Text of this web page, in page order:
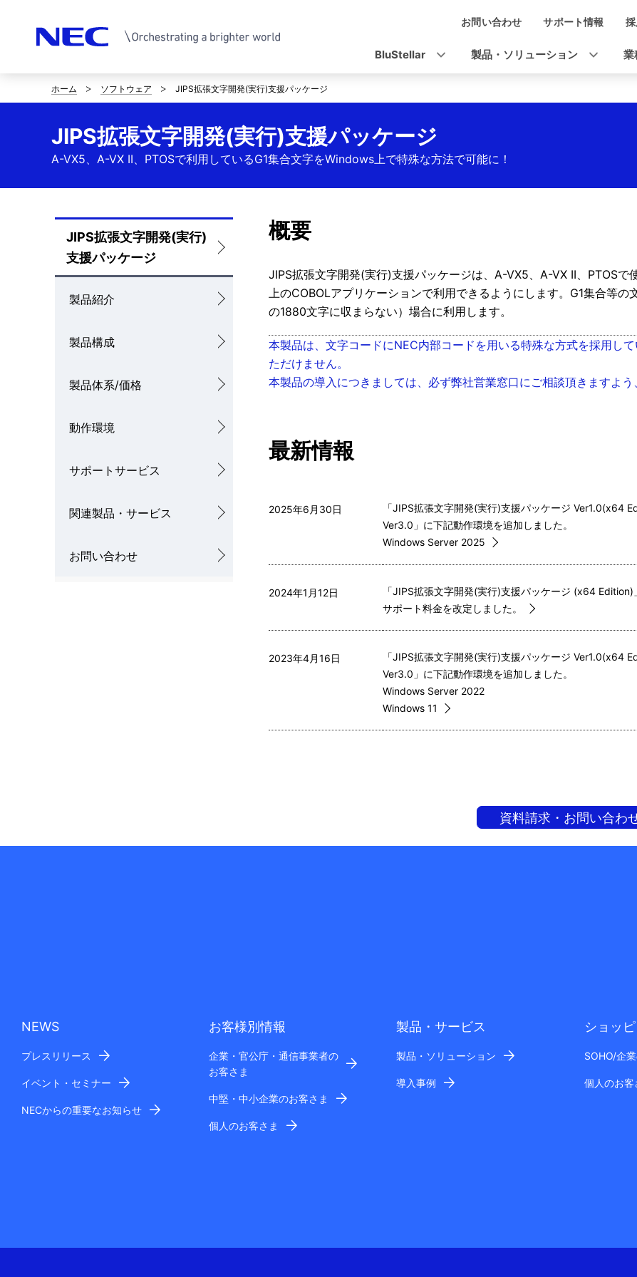
ゲ
ー
シ
ョ
お問い合わせ サポート情報
BluStellar 製品・ソリューション 業
サ
イ
ト
現
在
ホーム ソフトウェア JIPS拡張文字開発(実行)支援パッケージ
JIPS拡張文字開発(実行)支援パッケージ
A-VX5、A-VX II、PTOSで利用しているG1集合文字をWindows上で特殊な方法で可能に！
ロ
ー
カ
ビ
シ
ン
JIPS拡張文字開発(実行)
支援パッケージ
製品紹介
製品構成
製品体系/価格
動作環境
サポートサービス
関連製品・サービス
お問い合わせ
概要
JIPS拡張文字開発(実行)支援パッケージは、A-VX5、A-VX II、PTOS
上のCOBOLアプリケーションで利用できるようにします。G1集合等
の1880文字に収まらない）場合に利用します。
本製品は、文字コードにNEC内部コードを用いる特殊な方式を採用し
ただけません。
本製品の導入につきましては、必ず弊社営業窓口にご相談頂きますよう
最新情報
2025年6月30日
「JIPS拡張文字開発(実行)支援パッケージ Ver1.0(x64
Ver3.0」に下記動作環境を追加しました。
Windows Server 2025
2024年1月12日
「JIPS拡張文字開発(実行)支援パッケージ (x64
サポート料金を改定しました。
2023年4月16日
「JIPS拡張文字開発(実行)支援パッケージ Ver1.0(x64
Ver3.0」に下記動作環境を追加しました。
Windows Server 2022
Windows 11
資料請求・お問い合わ
NEWS
プレスリリース
イベント・セミナー
NECからの重要なお知らせ
お客様別情報
企業・官公庁・通信事業者の
お客さま
中堅・中小企業のお客さま
個人のお客さま
製品・サービス
製品・ソリューション
導入事例
ショッ
SOHO/企
個人のお客